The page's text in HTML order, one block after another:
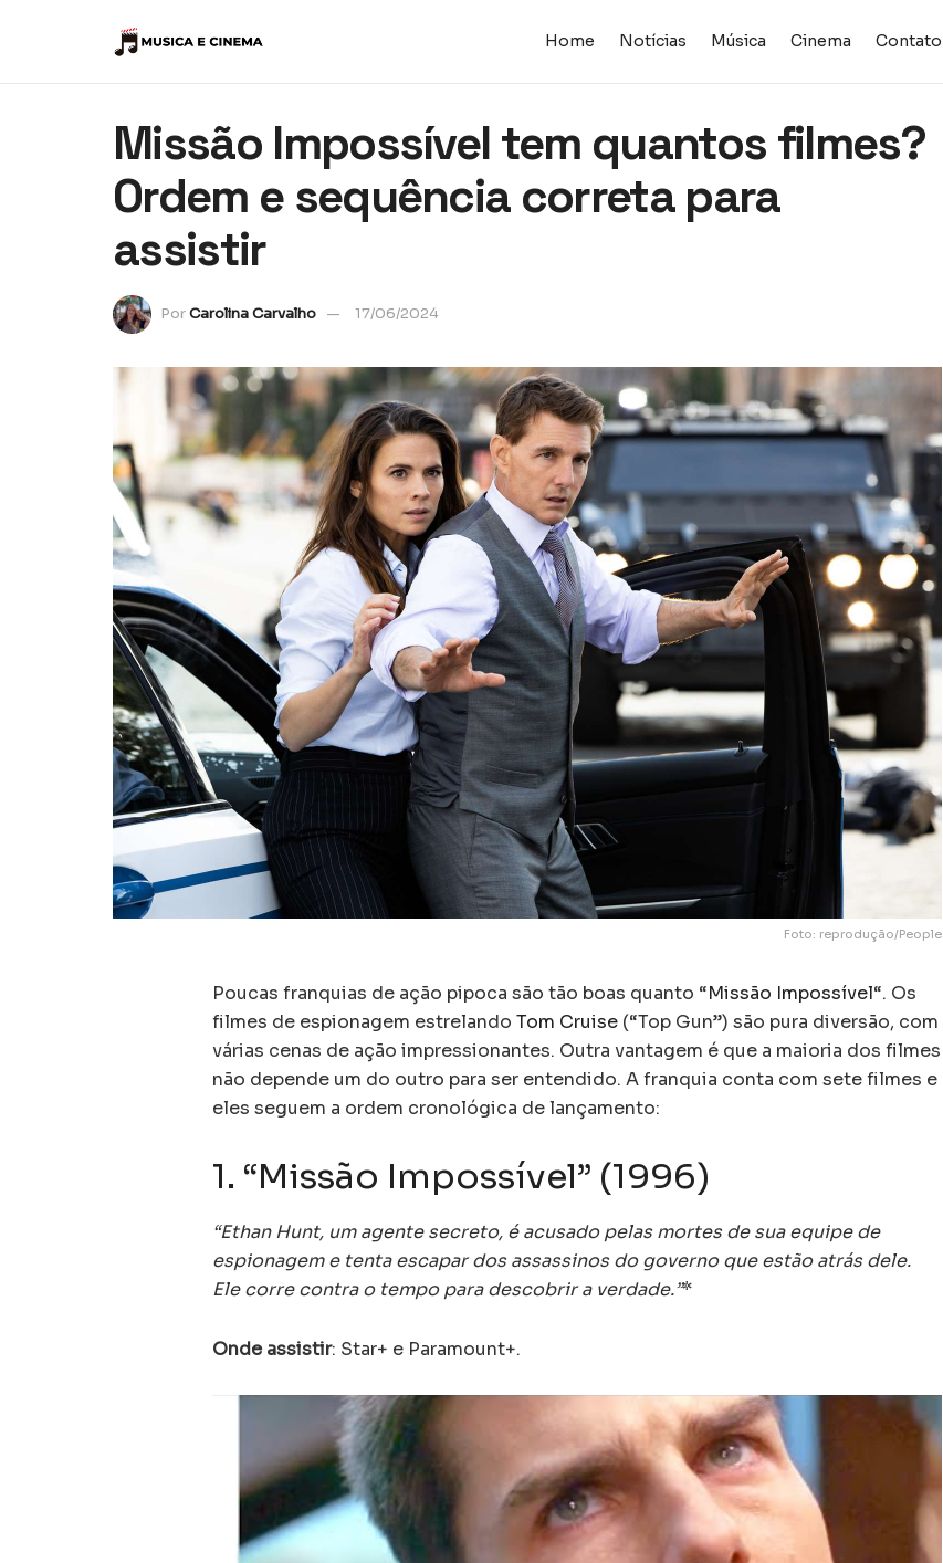
Home Notícias Música Cinema Contato
Missão Impossível tem quantos filmes?
Ordem e sequência correta para
assistir
PorCarolina Carvalho 17/06/2024
Foto: reprodução/People
Poucas franquias de ação pipoca são tão boas quanto “Missão Impossível“. Os
filmes de espionagem estrelando Tom Cruise (“Top Gun”) são pura diversão, com
várias cenas de ação impressionantes. Outra vantagem é que a maioria dos filmes
não depende um do outro para ser entendido. A franquia conta com sete filmes e
eles seguem a ordem cronológica de lançamento:
1. “Missão Impossível” (1996)
“Ethan Hunt, um agente secreto, é acusado pelas mortes de sua equipe de
espionagem e tenta escapar dos assassinos do governo que estão atrás dele.
Ele corre contra o tempo para descobrir a verdade.”*
Onde assistir: Star+ e Paramount+.